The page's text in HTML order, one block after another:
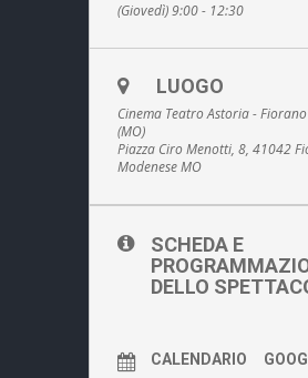
(Giovedì) 9:00 - 12:30
LUOGO
Cinema Teatro Astoria -
(MO)
Piazza Ciro Menotti, 8, 41042
Modenese MO
SCHEDA E
DELLO
CALENDARIO